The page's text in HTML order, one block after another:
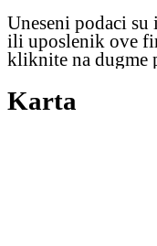
Uneseni podaci
ili uposlenik ove
kliknite na dugme
Karta